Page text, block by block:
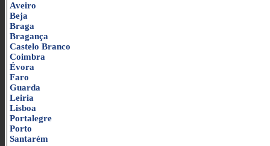
Aveiro
Beja
Braga
Bragança
Castelo Branco
Coimbra
Évora
Faro
Guarda
Leiria
Lisboa
Portalegre
Porto
Santarém